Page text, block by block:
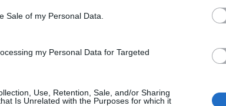
Sale of my Personal Data.
my Personal Data for Targeted
Use, Retention, Sale, and/or Sharing
Is Unrelated with the Purposes for which it
Λιόσια- Βρέθηκαν όπλα, κοσμήματα
και χρυσές λίρες